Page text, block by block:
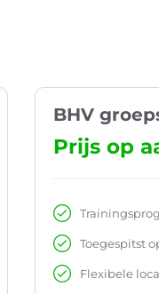
BHV
Prijs op
Toegespitst
Flexibele